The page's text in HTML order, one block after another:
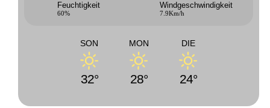
Feuchtigkeit
60%
Windgeschwindigkeit
7.9Km/h
SON
32°
MON
28°
DIE
24°